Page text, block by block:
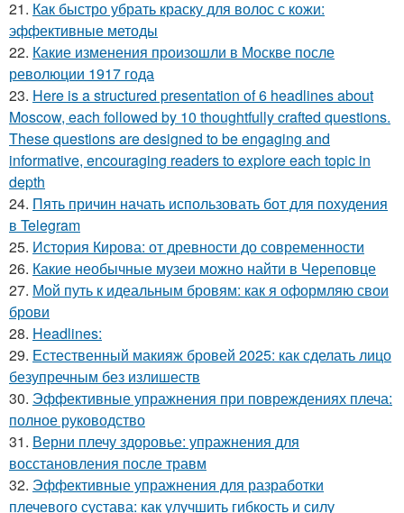
21. Как быстро убрать краску для волос с кожи:
эффективные методы
22. Какие изменения произошли в Москве после
революции 1917 года
23. Here is a structured presentation of 6 headlines about
Moscow, each followed by 10 thoughtfully crafted questions.
These questions are designed to be engaging and
informative, encouraging readers to explore each topic in
depth
24. Пять причин начать использовать бот для похудения
в Telegram
25. История Кирова: от древности до современности
26. Какие необычные музеи можно найти в Череповце
27. Мой путь к идеальным бровям: как я оформляю свои
брови
28. Headlines:
29. Естественный макияж бровей 2025: как сделать лицо
безупречным без излишеств
30. Эффективные упражнения при повреждениях плеча:
полное руководство
31. Верни плечу здоровье: упражнения для
восстановления после травм
32. Эффективные упражнения для разработки
плечевого сустава: как улучшить гибкость и силу